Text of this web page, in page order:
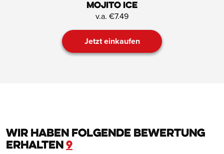
Mojito ICE
v.a. €7.49
Jetzt einkaufen
Wir haben folgende Bewertung
erhalten 9